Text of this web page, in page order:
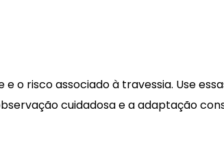
o risco associado à travessia. Use
cuidadosa e a adaptação